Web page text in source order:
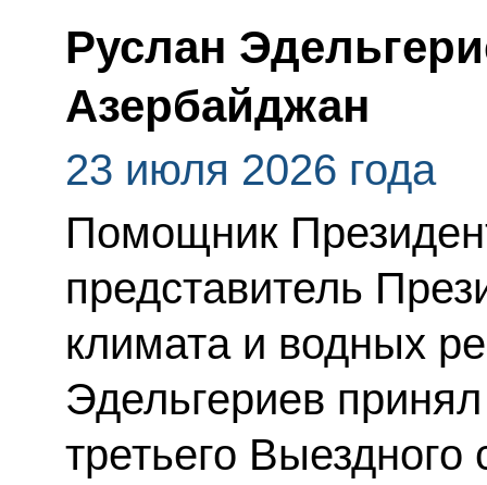
Руслан
Азербайджан
23 июля 2026 года
Помощник
представитель
климата и водных
Эдельгериев
третьего